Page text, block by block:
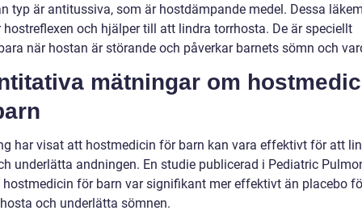
typ är antitussiva, som är hostdämpande medel. Dessa
och hjälper till att lindra torrhosta. De är speciellt
när hostan är störande och påverkar barnets sömn och
mätningar om
har visat att hostmedicin för barn kan vara effektivt för att
underlätta andningen. En studie publicerad i Pediatric
för barn var signifikant mer effektivt än placebo
och underlätta sömnen.